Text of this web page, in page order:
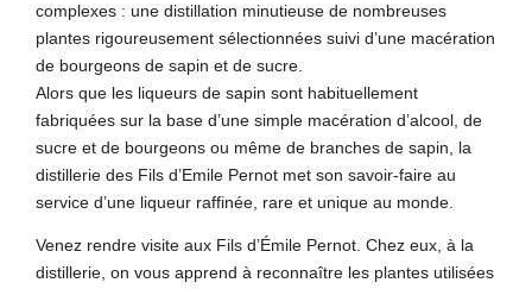
complexes : une distillation minutieuse de nombreuses
plantes rigoureusement sélectionnées suivi d’une macération
de bourgeons de sapin et de sucre.
Alors que les liqueurs de sapin sont habituellement
fabriquées sur la base d’une simple macération d’alcool, de
sucre et de bourgeons ou même de branches de sapin, la
distillerie des Fils d’Emile Pernot met son savoir-faire au
service d’une liqueur raffinée, rare et unique au monde.
Venez rendre visite aux Fils d’Émile Pernot. Chez eux, à la
distillerie, on vous apprend à reconnaître les plantes utilisées